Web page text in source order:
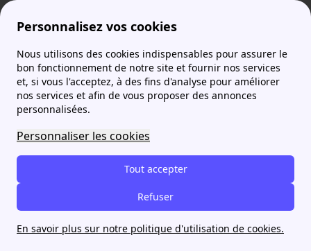
Personnalisez vos cookies
Nous utilisons des cookies indispensables pour assurer le
bon fonctionnement de notre site et fournir nos services
et, si vous l'acceptez, à des fins d'analyse pour améliorer
nos services et afin de vous proposer des annonces
personnalisées.
Personnaliser les cookies
Tout accepter
Refuser
En savoir plus sur notre politique d'utilisation de cookies.
Agence France Électricité MoreContacts Téléphone Total Spring (ex-Lampiris) : les numéros
Je trouve l'offre d'énergie adaptée à
mon budget avec papernest
Commencez en ligne
Souscrivez un contrat Total Spring en 5